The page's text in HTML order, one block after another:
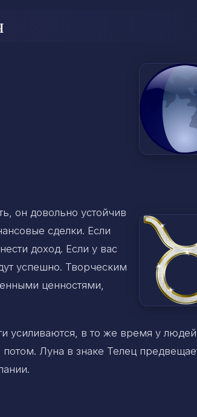
он довольно устойчив
сделки. Если
доход. Если у вас
успешно. Творческим
ценностями,
усиливаются, в то же время у людей
потом. Луна в знаке Телец